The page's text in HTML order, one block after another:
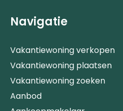
Navigatie
Vakantiewoning verkopen
Vakantiewoning plaatsen
Vakantiewoning zoeken
Aanbod